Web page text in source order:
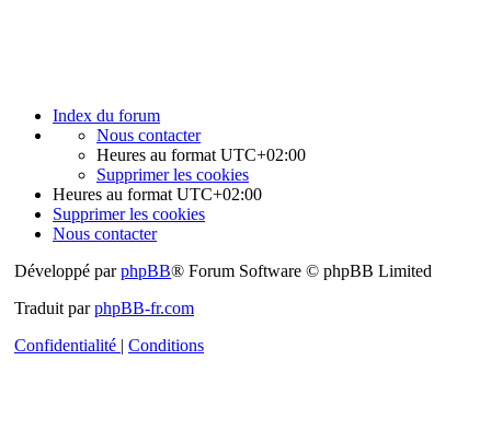
Index du forum
Nous contacter
Heures au format UTC+02:00
Supprimer les cookies
Heures au format UTC+02:00
Supprimer les cookies
Nous contacter
Développé parphpBB® Forum Software © phpBB Limited
Traduit parphpBB-fr.com
Confidentialité | Conditions